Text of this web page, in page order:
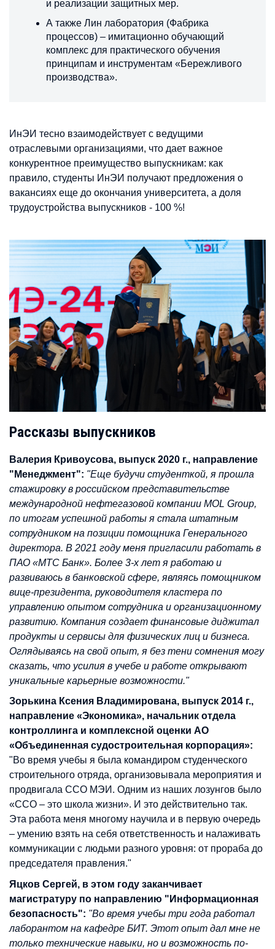
и реализации защитных мер.
А также Лин лаборатория (Фабрика
процессов) – имитационно обучающий
комплекс для практического обучения
принципам и инструментам «Бережливого
производства».
ИнЭИ тесно взаимодействует с ведущими
отраслевыми организациями, что дает важное
конкурентное преимущество выпускникам: как
правило, студенты ИнЭИ получают предложения о
вакансиях еще до окончания университета, а доля
трудоустройства выпускников - 100 %!
Рассказы выпускников
Валерия Кривоусова, выпуск 2020 г., направление
"Менеджмент": "Еще будучи студенткой, я прошла
стажировку в российском представительстве
международной нефтегазовой компании MOL Group,
по итогам успешной работы я стала штатным
сотрудником на позиции помощника Генерального
директора. В 2021 году меня пригласили работать в
ПАО «МТС Банк». Более 3-х лет я работаю и
развиваюсь в банковской сфере, являясь помощником
вице-президента, руководителя кластера по
управлению опытом сотрудника и организационному
развитию. Компания создает финансовые диджитал
продукты и сервисы для физических лиц и бизнеса.
Оглядываясь на свой опыт, я без тени сомнения могу
сказать, что усилия в учебе и работе открывают
уникальные карьерные возможности."
Зорькина Ксения Владимирована, выпуск 2014 г.,
направление «Экономика», начальник отдела
контроллинга и комплексной оценки АО
«Объединенная судостроительная корпорация»:
"Во время учебы я была командиром студенческого
строительного отряда, организовывала мероприятия и
продвигала ССО МЭИ. Одним из наших лозунгов было
«ССО – это школа жизни». И это действительно так.
Эта работа меня многому научила и в первую очередь
– умению взять на себя ответственность и налаживать
коммуникации с людьми разного уровня: от прораба до
председателя правления."
Яцков Сергей, в этом году заканчивает
магистратуру по направлению "Информационная
безопасность": "Во время учебы три года работал
лаборантом на кафедре БИТ. Этот опыт дал мне не
только технические навыки, но и возможность по-